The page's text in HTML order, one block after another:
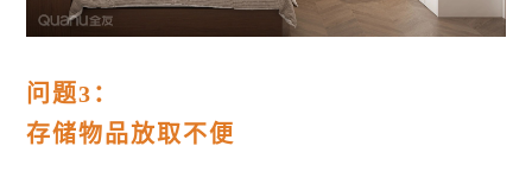
问题3：
存储物品放取不便